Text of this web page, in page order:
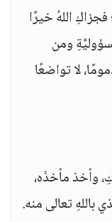
اللهُ خيرًا
ومن
لا تواضعًا
وأخذ مأخذَه،
تعالى منه.